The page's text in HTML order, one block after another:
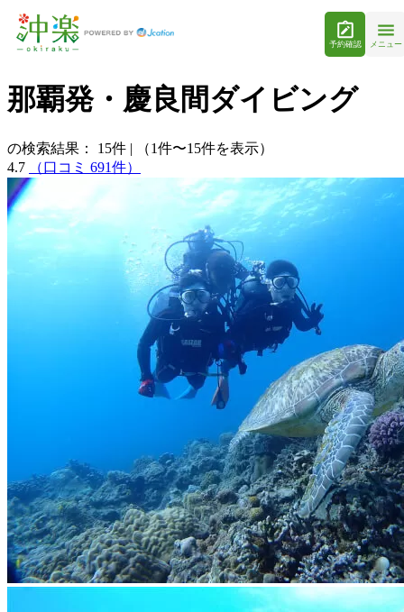
予約確認 メニュー
那覇発・慶良間ダイビング
の検索結果： 15件 |
（1件〜15件を表示）
4.7
（口コミ 691件）